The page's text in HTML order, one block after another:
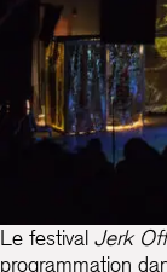
Le festival Jerk Off
programmation